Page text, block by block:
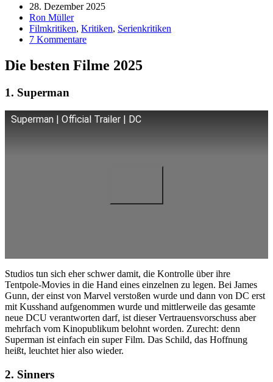
28. Dezember 2025
Ron Müller
Filmkritiken, Kritiken, Serienkritiken
7 Kommentare
Die besten Filme 2025
1. Superman
Superman | Official Trailer | DC
Studios tun sich eher schwer damit, die Kontrolle über ihre
Tentpole-Movies in die Hand eines einzelnen zu legen. Bei James
Gunn, der einst von Marvel verstoßen wurde und dann von DC erst
mit Kusshand aufgenommen wurde und mittlerweile das gesamte
neue DCU verantworten darf, ist dieser Vertrauensvorschuss aber
mehrfach vom Kinopublikum belohnt worden. Zurecht: denn
Superman ist einfach ein super Film. Das Schild, das Hoffnung
heißt, leuchtet hier also wieder.
2. Sinners